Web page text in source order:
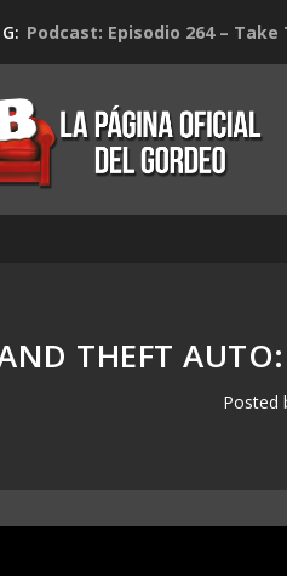
Podcast: Episodio 264 – Take
THEFT
Posted